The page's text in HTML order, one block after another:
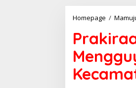
Homepage /